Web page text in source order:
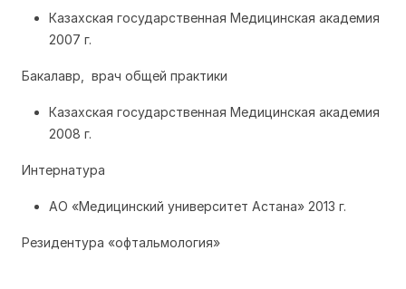
Казахская государственная Медицинская академия
2007 г.
Бакалавр, врач общей практики
Казахская государственная Медицинская академия
2008 г.
Интернатура
АО «Медицинский университет Астана» 2013 г.
Резидентура «офтальмология»